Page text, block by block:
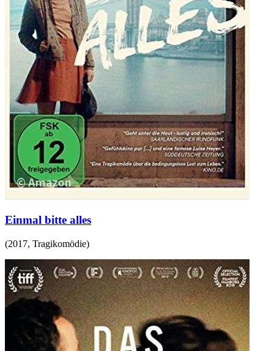
Einmal bitte alles
(2017, Tragikomödie)